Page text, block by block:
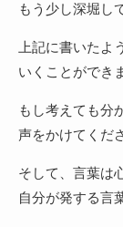
もう少し深堀し
上記に書いたよ
いくことができ
もし考えても分
声をかけてくだ
そして、言葉は
自分が発する言